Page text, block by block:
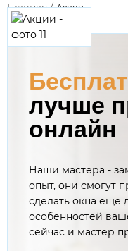
Главная/Акции
лучше
онлайн
Наши мастера -
опыт, они смогут
сделать окна еще
особенностей
сейчас и мастер